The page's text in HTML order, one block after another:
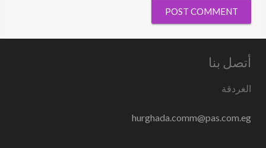
أتصل بنا
الغردقة
hurghada.comm@pas.com.eg